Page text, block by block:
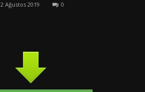
2 Ağustos 2019 0